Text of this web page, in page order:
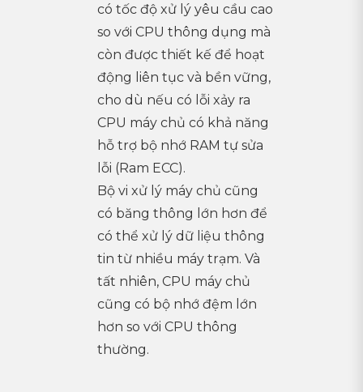
có tốc độ xử lý yêu cầu cao
so với CPU thông dụng mà
còn được thiết kế để hoạt
động liên tục và bền vững,
cho dù nếu có lỗi xảy ra
CPU máy chủ có khả năng
hỗ trợ bộ nhớ RAM tự sửa
lỗi (Ram ECC).
Bộ vi xử lý máy chủ cũng
có băng thông lớn hơn để
có thể xử lý dữ liệu thông
tin từ nhiều máy trạm. Và
tất nhiên, CPU máy chủ
cũng có bộ nhớ đệm lớn
hơn so với CPU thông
thường.